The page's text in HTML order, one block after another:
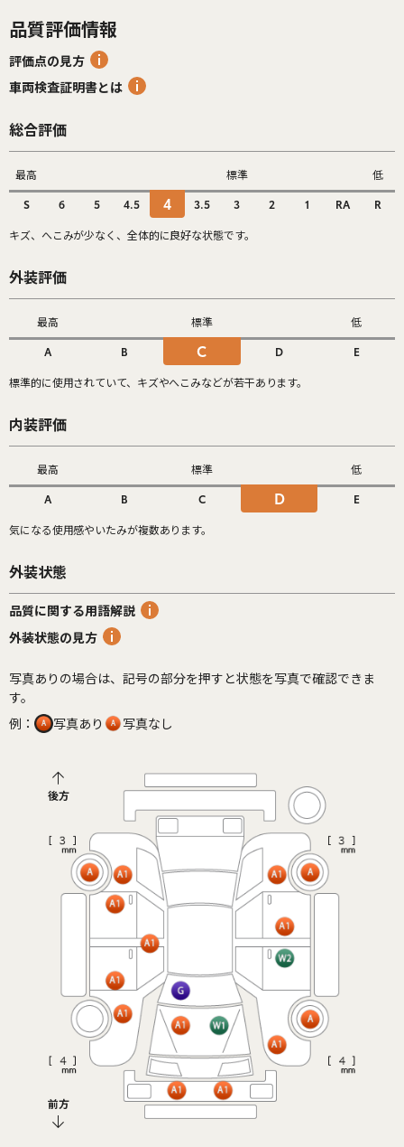
品質評価情報
評価点の見方
車両検査証明書とは
総合評価
最高 標準 低
S 6 5 4.5 4 3.5 3 2 1 RA R
キズ、へこみが少なく、全体的に良好な状態です。
外装評価
最高 標準 低
A B C D E
標準的に使用されていて、キズやへこみなどが若干あります。
内装評価
最高 標準 低
A B C D E
気になる使用感やいたみが複数あります。
外装状態
品質に関する用語解説
外装状態の見方
写真ありの場合は、記号の部分を押すと状態を写真で確認できま
す。
例：
写真あり 写真なし
前方
後方